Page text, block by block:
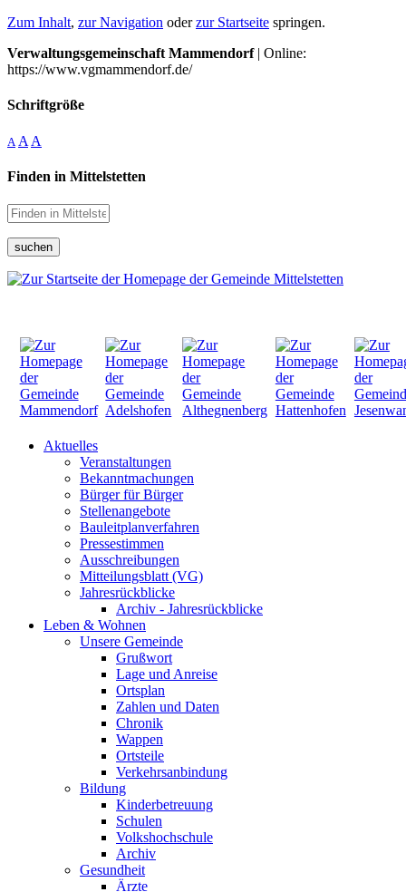
Zum Inhalt, zur Navigation oderzur Startseite springen.
Verwaltungsgemeinschaft Mammendorf| Online:
https://www.vgmammendorf.de/
Schriftgröße
A A A
Finden in Mittelstetten
suchen
Aktuelles
Veranstaltungen
Bekanntmachungen
Bürger für Bürger
Stellenangebote
Bauleitplanverfahren
Pressestimmen
Ausschreibungen
Mitteilungsblatt (VG)
Jahresrückblicke
Archiv - Jahresrückblicke
Leben & Wohnen
Unsere Gemeinde
Grußwort
Lage und Anreise
Ortsplan
Zahlen und Daten
Chronik
Wappen
Ortsteile
Verkehrsanbindung
Bildung
Kinderbetreuung
Schulen
Volkshochschule
Archiv
Gesundheit
Ärzte